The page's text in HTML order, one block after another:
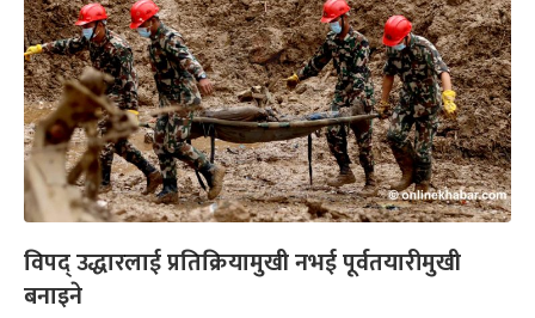
विपद् उद्धारलाई प्रतिक्रियामुखी नभई पूर्वतयारीमुखी
बनाइने